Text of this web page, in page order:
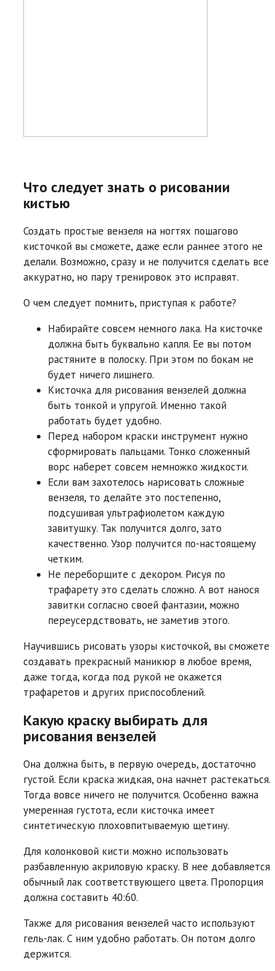
Что следует знать о рисовании
кистью
Создать простые вензеля на ногтях пошагово
кисточкой вы сможете, даже если раннее этого не
делали. Возможно, сразу и не получится сделать все
аккуратно, но пару тренировок это исправят.
О чем следует помнить, приступая к работе?
Набирайте совсем немного лака. На кисточке
должна быть буквально капля. Ее вы потом
растяните в полоску. При этом по бокам не
будет ничего лишнего.
Кисточка для рисования вензелей должна
быть тонкой и упругой. Именно такой
работать будет удобно.
Перед набором краски инструмент нужно
сформировать пальцами. Тонко сложенный
ворс наберет совсем немножко жидкости.
Если вам захотелось нарисовать сложные
вензеля, то делайте это постепенно,
подсушивая ультрафиолетом каждую
завитушку. Так получится долго, зато
качественно. Узор получится по-настоящему
четким.
Не переборщите с декором. Рисуя по
трафарету это сделать сложно. А вот нанося
завитки согласно своей фантазии, можно
переусердствовать, не заметив этого.
Научившись рисовать узоры кисточкой, вы сможете
создавать прекрасный маникюр в любое время,
даже тогда, когда под рукой не окажется
трафаретов и других приспособлений.
Какую краску выбирать для
рисования вензелей
Она должна быть, в первую очередь, достаточно
густой. Если краска жидкая, она начнет растекаться.
Тогда вовсе ничего не получится. Особенно важна
умеренная густота, если кисточка имеет
синтетическую плоховпитываемую щетину.
Для колонковой кисти можно использовать
разбавленную акриловую краску. В нее добавляется
обычный лак соответствующего цвета. Пропорция
должна составить 40:60.
Также для рисования вензелей часто используют
гель-лак. С ним удобно работать. Он потом долго
держится.